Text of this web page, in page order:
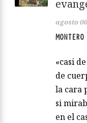
agosto
MONTERO
«casi
de
la cara
si
en el